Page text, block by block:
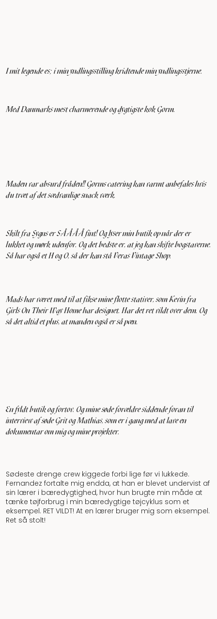
I mit legende es; i min yndlingsstilling kridtende min yndlingsstjerne.
Med Danmarks mest charmerende og dygtigste kok Gorm.
Maden var absurd fråden!! Gorms catering kan varmt anbefales hvis
du træt af det sædvanlige snack værk.
Skilt fra Sygns er SÅÅÅÅ fint! Og lyser min butik op når der er
lukket og mørk udenfor. Og det bedste er, at jeg kan skifte bogstaverne.
Så har også et H og O, så der kan stå Veras Vintage Shop.
Mads har været med til at fikse mine flotte stativer, som Kevin fra
Girls On Their Way Home har designet. Har det ret vildt over dem. Og
så det altid et plus, at manden også er så pæn.
En fyldt butik og fortov. Og mine søde forældre siddende foran til
interview af søde Grit og Mathias, som er i gang med at lave en
dokumentar om mig og mine projekter.
Sødeste drenge crew kiggede forbi lige før vi lukkede.
Fernandez fortalte mig endda, at han er blevet undervist af
sin lærer i bæredygtighed, hvor hun brugte min måde at
tænke tøjforbrug i min bæredygtige tøjcyklus som et
eksempel. RET VILDT! At en lærer bruger mig som eksempel.
Ret så stolt!